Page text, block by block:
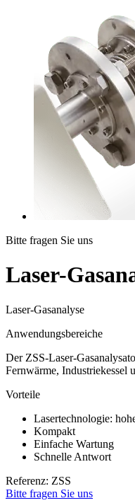
Bitte fragen Sie uns
Laser-
Laser-Gasanalyse
Anwendungsbereiche
Der ZSS-Laser-
Fernwärme, Industriekessel
Vorteile
Lasertechnologie:
Kompakt
Einfache Wartung
Schnelle Antwort
Referenz: ZSS
Bitte fragen Sie uns